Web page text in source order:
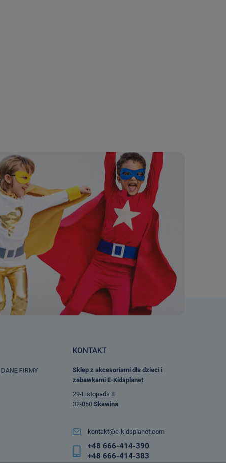
FIRMY
KONTAKT
Sklep z akcesoriami dla dzieci i
zabawkami E-Kidsplanet
29-Listopada 8
32-050 Skawina
kontakt@e-kidsplanet.com
+48 666-414-390
+48 666-414-383